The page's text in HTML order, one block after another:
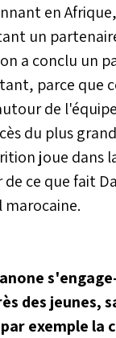
en
un
a conclu un
parce que
de
du plus
joue dans
ce que fait
des jeunes,
exemple